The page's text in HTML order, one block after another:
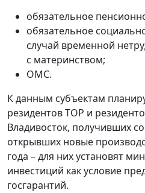
обязательное
обязательное
случай временной
с материнством;
ОМС.
К данным субъектам
резидентов ТОР и
Владивосток, получивших
открывших новые
года – для них установят
инвестиций как условие
госгарантий.